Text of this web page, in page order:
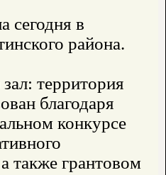
сегодня в
района.
территория
благодаря
конкурсе
также грантовом